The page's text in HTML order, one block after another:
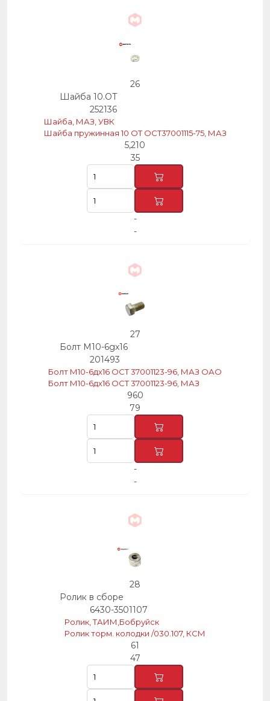
26
Шайба 10.ОТ
252136
Шайба, МАЗ, УВК
Шайба пружинная 10 ОТ ОСТ37001115-75, МАЗ
5,210
35
-
-
27
Болт М10-6gх16
201493
Болт М10-6дх16 ОСТ 37001123-96, МАЗ ОАО
Болт М10-6дх16 ОСТ 37001123-96, МАЗ
960
79
-
-
28
Ролик в сборе
6430-3501107
Ролик, ТАИМ,Бобруйск
Ролик торм. колодки /030.107, КСМ
61
47